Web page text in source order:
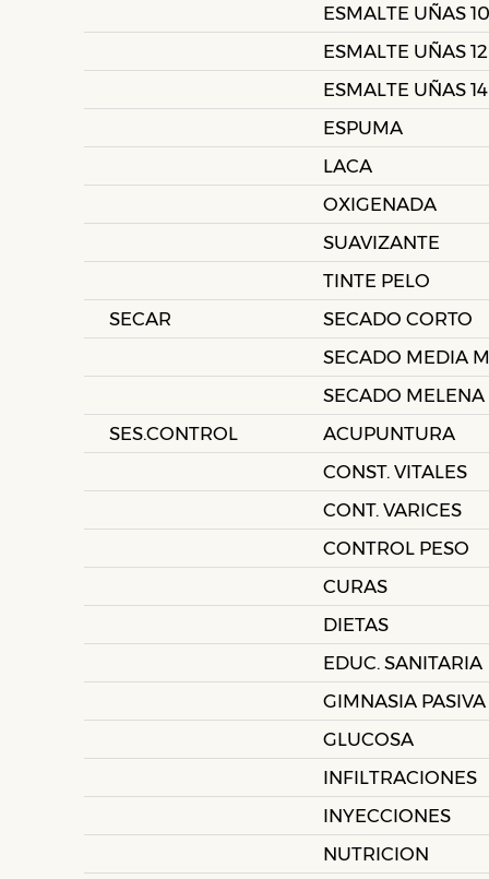
ESMALTE UÑAS 10
ESMALTE UÑAS 12
ESMALTE UÑAS 14
ESPUMA
LACA
OXIGENADA
SUAVIZANTE
TINTE PELO
SECAR
SECADO CORTO
SECADO MEDIA
SECADO MELENA
SES.CONTROL
ACUPUNTURA
CONST. VITALES
CONT. VARICES
CONTROL PESO
CURAS
DIETAS
EDUC. SANITARIA
GIMNASIA PASIVA
GLUCOSA
INFILTRACIONES
INYECCIONES
NUTRICION